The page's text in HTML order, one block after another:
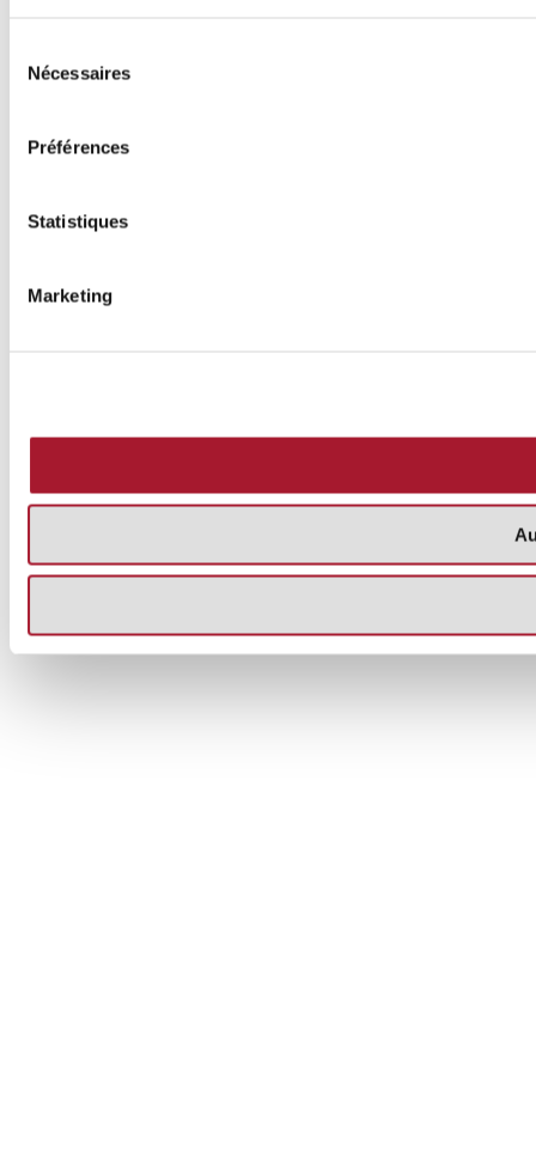
Nécessaires
Préférences
Statistiques
Marketing